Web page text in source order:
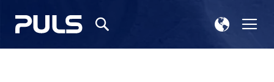
Store
wählen